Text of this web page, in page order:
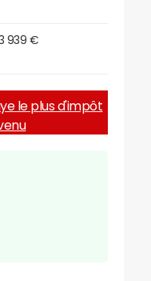
939 €
le plus d'impôt